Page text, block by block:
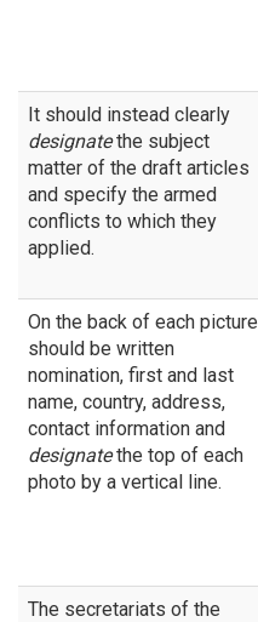
It should instead clearly
designatethe subject
matter of the draft articles
and specify the armed
conflicts to which they
applied.
On the back of each picture
should be written
nomination, first and last
name, country, address,
contact information and
designatethe top of each
photo by a vertical line.
The secretariats of the